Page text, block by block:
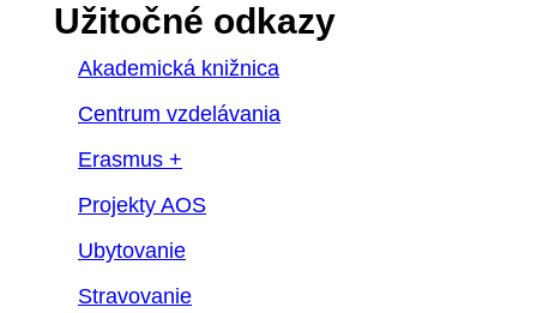
Užitočné odkazy
Akademická knižnica
Centrum vzdelávania
Erasmus +
Projekty AOS
Ubytovanie
Stravovanie